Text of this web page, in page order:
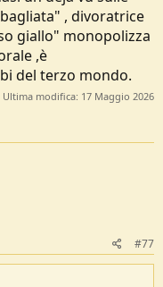
, divoratrice
giallo" monopolizza
,è
del terzo mondo.
Ultima modifica: 17 Maggio 2026
#77